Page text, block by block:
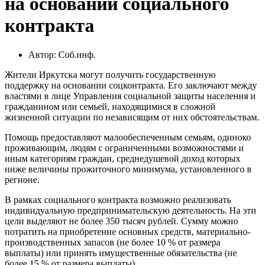
контракта
Автор: Соб.инф.
Жители Иркутска могут получить государственную
поддержку на основании соцконтракта. Его заключают между
властями в лице Управления социальной защиты населения и
гражданином или семьей, находящимися в сложной
жизненной ситуации по независящим от них обстоятельствам.
Помощь предоставляют малообеспеченным семьям, одиноко
проживающим, людям с ограниченными возможностями и
иным категориям граждан, среднедушевой доход которых
ниже величины прожиточного минимума, установленного в
регионе.
В рамках социального контракта возможно реализовать
индивидуальную предпринимательскую деятельность. На эти
цели выделяют не более 350 тысяч рублей. Сумму можно
потратить на приобретение основных средств, материально-
производственных запасов (не более 10 % от размера
выплаты) или принять имущественные обязательства (не